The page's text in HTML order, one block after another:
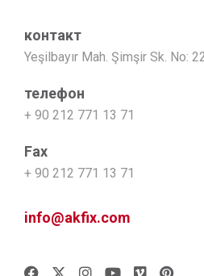
контакт
Yeşilbayır Mah. Şimşir Sk. No:
телефон
+ 90 212 771 13 71
Fax
+ 90 212 771 13 71
info@akfix.com